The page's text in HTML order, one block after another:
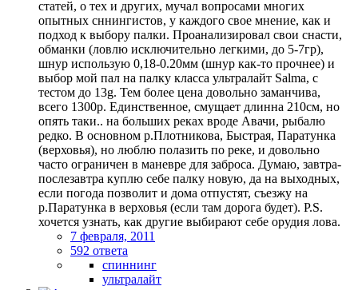
статей, о тех и других, мучал вопросами многих
опытных сннингистов, у каждого свое мнение, как и
подход к выбору палки. Проанализировал свои снасти,
обманки (ловлю исключительно легкими, до 5-7гр),
шнур использую 0,18-0.20мм (шнур как-то прочнее) и
выбор мой пал на палку класса ультралайт Salma, с
тестом до 13g. Тем более цена довольно заманчива,
всего 1300р. Единственное, смущает длинна 210см, но
опять таки.. на больших реках вроде Авачи, рыбалю
редко. В основном р.Плотникова, Быстрая, Паратунка
(верховья), но люблю полазить по реке, и довольно
часто ограничен в маневре для заброса. Думаю, завтра-
послезавтра куплю себе палку новую, да на выходных,
если погода позволит и дома отпустят, съезжу на
р.Паратунка в верховья (если там дорога будет). P.S.
хочется узнать, как другие выбирают себе орудия лова.
7 февраля, 2011
592 ответа
спиннинг
ультралайт